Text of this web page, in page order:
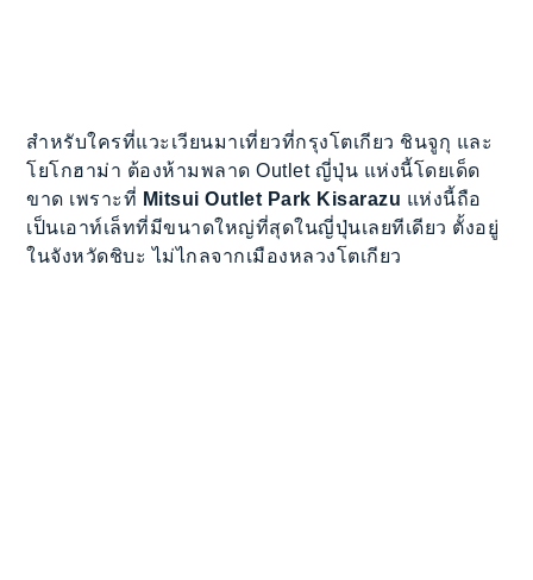
สำหรับใครที่แวะเวียนมาเที่ยวที่กรุงโตเกียว ชินจูกุ และ
โยโกฮาม่า ต้องห้ามพลาด Outlet ญี่ปุ่น แห่งนี้โดยเด็ด
ขาด เพราะที่ Mitsui Outlet Park Kisarazu แห่งนี้ถือ
เป็นเอาท์เล็ทที่มีขนาดใหญ่ที่สุดในญี่ปุ่นเลยทีเดียว ตั้งอยู่
ในจังหวัดชิบะ ไม่ไกลจากเมืองหลวงโตเกียว